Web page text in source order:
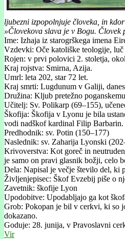
ljubezni izpopolnjuje človeka, in
»Človekova slava je v Bogu. Človek
Ime: Izhaja iz starogrškega imena
Vzdevki: Oče katoliške teologije,
Rojen: v prvi polovici 2. stoletja,
Kraj rojstva: Smirna, Azija.
Umrl: leta 202, star 72 let.
Kraj smrti: Lugdunum v Galiji,
Družina: Kljub pretežno
Učitelj: Sv. Polikarp (69–155),
Škofija: Škofija v Lyonu je bila
vodi nadškof kardinal Filip
Predhodnik: sv. Potin (150–177)
Naslednik: sv. Zaharija Lyonski
Krivoverstva: Kot goreč in
je samo on pravi glasnik božji, celo
Dela: Napisal je večje število del, ki
Življenjepisec: Škof Evzebij piše o
Zavetnik: škofije Lyon
Upodobitve: Upodabljajo ga kot
Grob: Pokopan je bil v cerkvi, ki so
dokazano.
Goduje: 28. junija, v Pravoslavni
Vir